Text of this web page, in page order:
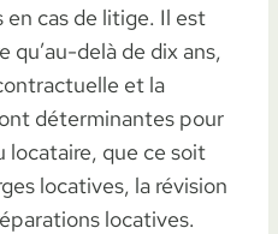
cas de litige. Il est
qu’au-delà de dix ans,
et la
déterminantes pour
locataire, que ce soit
locatives, la révision
locatives.